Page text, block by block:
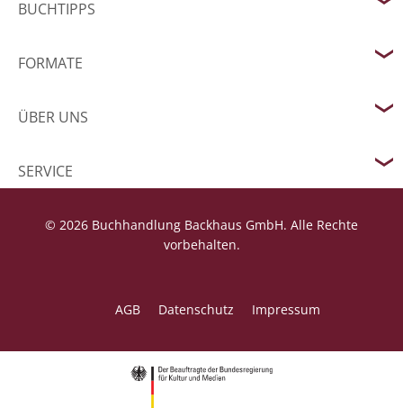
BUCHTIPPS
FORMATE
ÜBER UNS
SERVICE
© 2026 Buchhandlung Backhaus GmbH. Alle Rechte
vorbehalten.
AGB Datenschutz Impressum